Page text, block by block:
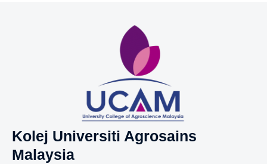
Kolej Universiti Agrosains
Malaysia